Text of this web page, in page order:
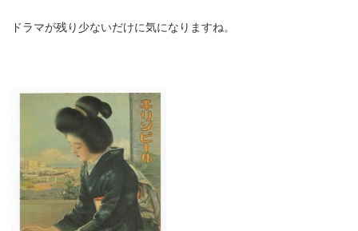
ドラマが残り少ないだけに気になりますね。